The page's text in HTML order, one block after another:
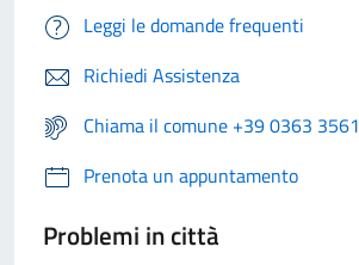
Leggi le domande frequenti
Richiedi Assistenza
Chiama il comune +39 0363 3561
Prenota un appuntamento
Problemi in città